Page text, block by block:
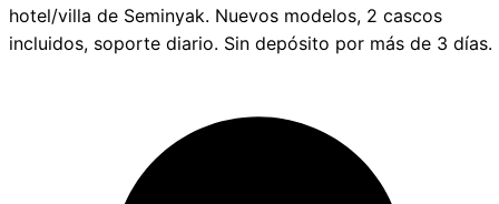
hotel/villa de Seminyak. Nuevos modelos, 2 cascos
incluidos, soporte diario. Sin depósito por más de 3 días.